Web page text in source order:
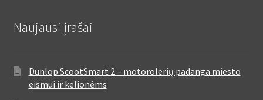
Naujausi įrašai
Dunlop ScootSmart 2 – motorolerių padanga miesto
eismui ir kelionėms